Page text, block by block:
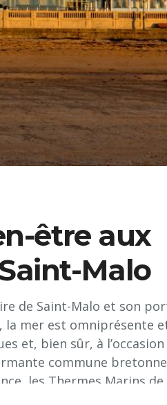
être aux
Malo
de Saint-Malo et son
la mer est omniprésente
et, bien sûr, à l’occasion
commune bretonne
les Thermes Marins de
50 ans.